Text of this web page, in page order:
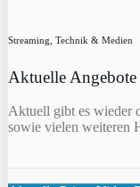
Streaming, Technik & Medien
Aktuelle
Aktuell gibt es wieder
sowie vielen weiteren